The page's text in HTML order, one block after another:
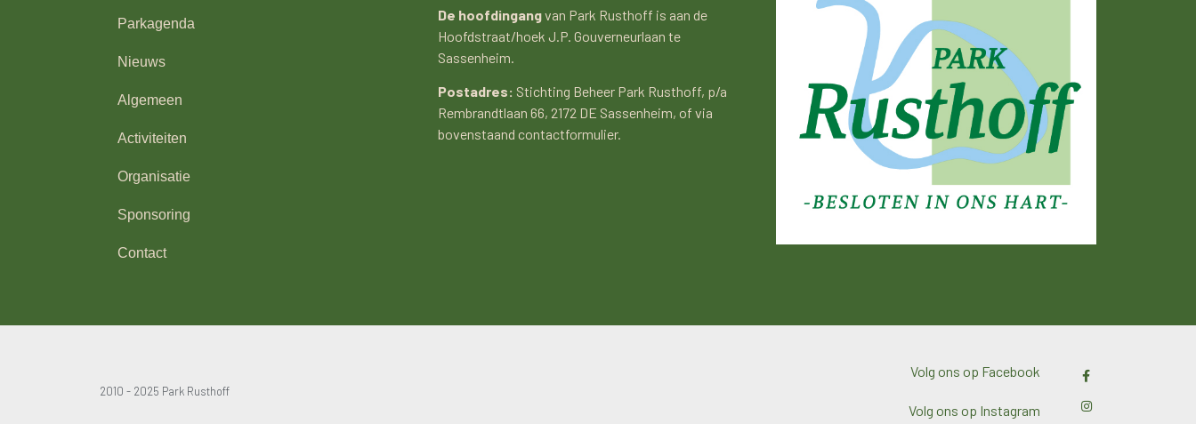
Parkagenda
Nieuws
Algemeen
Activiteiten
Organisatie
Sponsoring
Contact
De hoofdingangvan Park Rusthoff is aan de
Hoofdstraat/hoek J.P. Gouverneurlaan te
Sassenheim.
Postadres: Stichting Beheer Park Rusthoff, p/a
Rembrandtlaan 66, 2172 DE Sassenheim, of via
bovenstaand contactformulier.
2010 - 2025 Park Rusthoff
Volg ons op Facebook
Volg ons op Instagram